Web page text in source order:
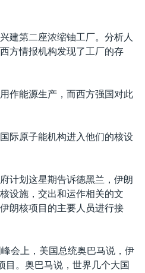
建第二座浓缩铀工厂。分析人
方情报机构发现了工厂的存
作能源生产，而西方强国对此
际原子能机构进入他们的核设
计划这星期告诉德黑兰，伊朗
设施，交出和运作相关的文
朗核项目的主要人员进行接
会上，美国总统奥巴马说，伊
目。奥巴马说，世界几个大国